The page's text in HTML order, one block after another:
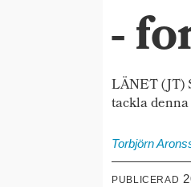
-
LÄNET (JT)
tackla
Torbjörn
PUBLICERAD